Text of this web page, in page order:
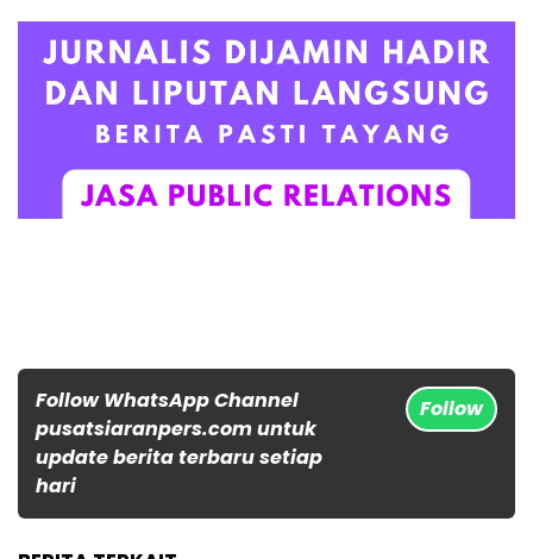
Follow WhatsApp Channel
pusatsiaranpers.com untuk
update berita terbaru setiap
hari
Follow